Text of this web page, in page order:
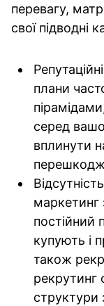
перевагу,
свої підводні
плани
серед
вплинути
маркетинг
постійний
купують і
також
рекрутинг
структури